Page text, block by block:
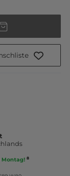
Montag! 8